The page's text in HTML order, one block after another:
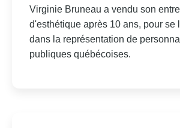
Virginie Bruneau a vendu son
d'esthétique après 10 ans, pour se
dans la représentation de
publiques québécoises.